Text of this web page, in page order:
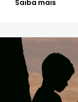
Saiba mais